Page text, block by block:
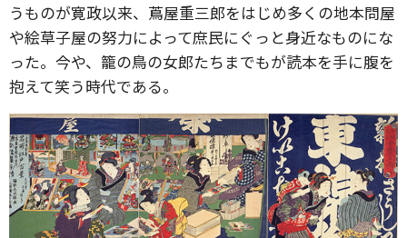
うものが寛政以来、蔦屋重三郎をはじめ多くの地本問屋
や絵草子屋の努力によって庶民にぐっと身近なものにな
った。今や、籠の鳥の女郎たちまでもが読本を手に腹を
抱えて笑う時代である。